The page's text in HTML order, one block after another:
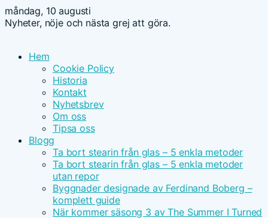
måndag, 10 augusti
Nyheter, nöje och nästa grej att göra.
Hem
Cookie Policy
Historia
Kontakt
Nyhetsbrev
Om oss
Tipsa oss
Blogg
Ta bort stearin från glas – 5 enkla metoder
Ta bort stearin från glas – 5 enkla metoder
utan repor
Byggnader designade av Ferdinand Boberg –
komplett guide
När kommer säsong 3 av The Summer I Turned